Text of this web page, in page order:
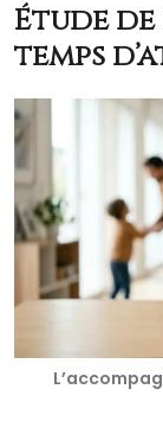
Étude
temps